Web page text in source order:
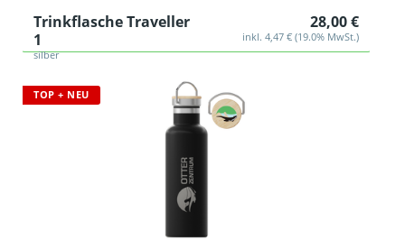
Trinkflasche Traveller
1
silber
28,00 €
inkl. 4,47 € (19.0% MwSt.)
TOP + NEU